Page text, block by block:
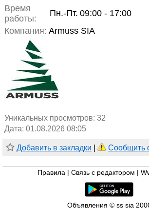
Время
работы:
Пн.-Пт. 09:00 - 17:00
Компания: Armuss SIA
Уникальных просмотров: 32
Дата: 01.08.2026 08:05
Добавить в закладки Сообщить
Правила Связь с редактором
Объявления © ss sia